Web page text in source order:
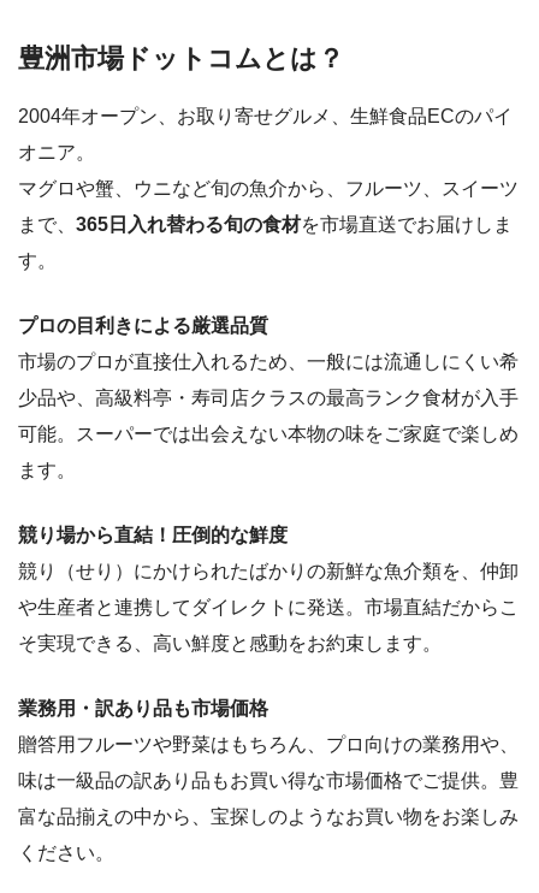
豊洲市場ドットコムとは？
2004年オープン、お取り寄せグルメ、生鮮食品ECのパイ
オニア。
マグロや蟹、ウニなど旬の魚介から、フルーツ、スイーツ
まで、 365日入れ替わる旬の食材を市場直送でお届けしま
す。
プロの目利きによる厳選品質
市場のプロが直接仕入れるため、一般には流通しにくい希
少品や、高級料亭・寿司店クラスの最高ランク食材が入手
可能。スーパーでは出会えない本物の味をご家庭で楽しめ
ます。
競り場から直結！圧倒的な鮮度
競り（せり）にかけられたばかりの新鮮な魚介類を、仲卸
や生産者と連携してダイレクトに発送。市場直結だからこ
そ実現できる、高い鮮度と感動をお約束します。
業務用・訳あり品も市場価格
贈答用フルーツや野菜はもちろん、プロ向けの業務用や、
味は一級品の訳あり品もお買い得な市場価格でご提供。豊
富な品揃えの中から、宝探しのようなお買い物をお楽しみ
ください。